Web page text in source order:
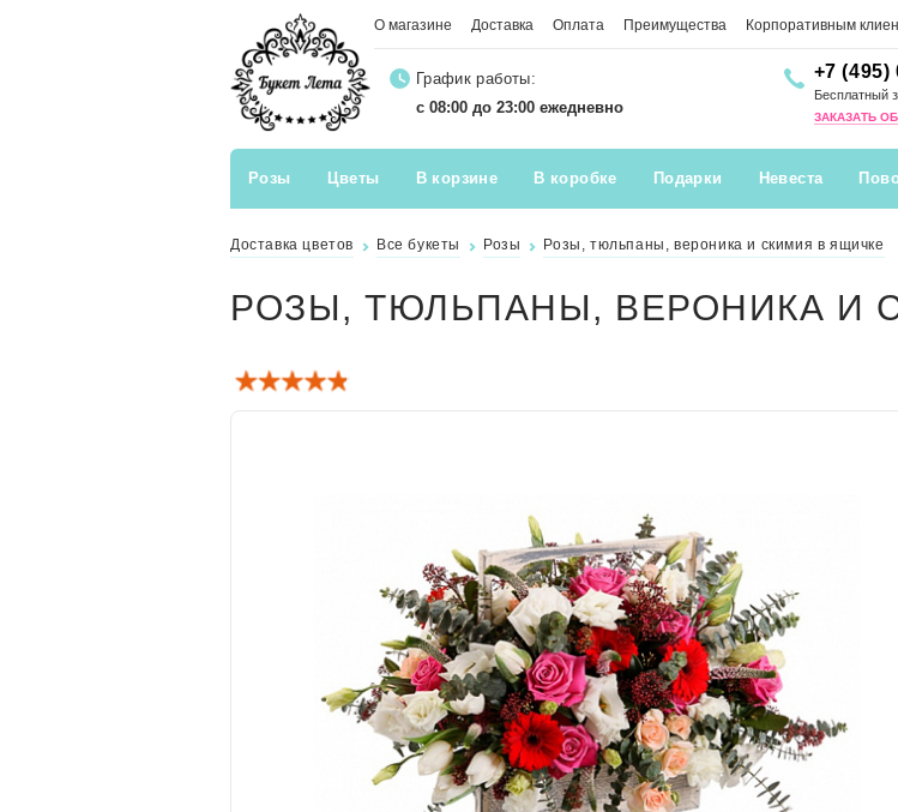
О магазине Доставка Оплата Преимущества Корпоративным
График работы:
с 08:00 до 23:00 ежедневно
+7 (495)
Бесплатный
ЗАКАЗАТЬ
Розы Цветы В корзине В коробке Подарки Невеста
Доставка цветов Все букеты Розы Розы, тюльпаны, вероника и скимия в ящичке
РОЗЫ, ТЮЛЬПАНЫ, ВЕРОНИКА И